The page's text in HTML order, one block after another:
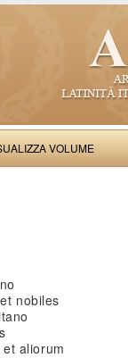
VOLUME
nobiles
aliorum